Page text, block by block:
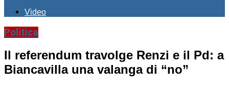
Video
Politica
Il referendum travolge Renzi e il Pd: a
Biancavilla una valanga di “no”